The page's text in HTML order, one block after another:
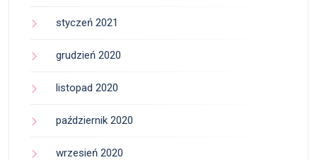
styczeń 2021
grudzień 2020
listopad 2020
październik 2020
wrzesień 2020